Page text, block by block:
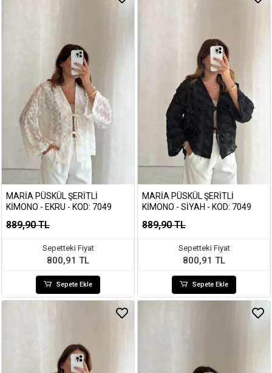
MARIA PÜSKÜL ŞERITLI
KIMONO - EKRU - KOD: 7049
889,90 TL
Sepetteki Fiyat
800,91 TL
Sepete Ekle
MARIA PÜSKÜL ŞERITLI
KIMONO - SIYAH - KOD: 7049
889,90 TL
Sepetteki Fiyat
800,91 TL
Sepete Ekle